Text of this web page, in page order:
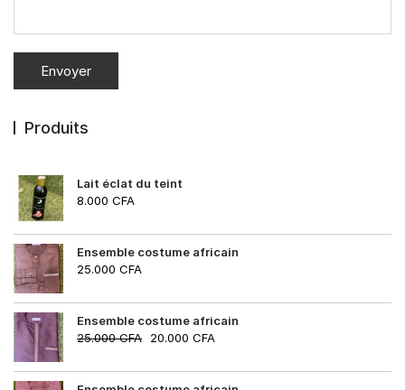
Produits
Lait éclat du teint
8.000 CFA
Ensemble costume africain
25.000 CFA
Ensemble costume africain
25.000CFA 20.000 CFA